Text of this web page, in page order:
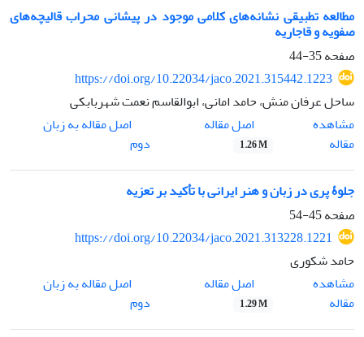
مطالعه تطبیقی نشانه‌های کلامی موجود در پیشانی محراب قالیچه‌های
صفویه و قاجاریه
صفحه35-44
https://doi.org/10.22034/jaco.2021.315442.1223
ساحل عرفان منش، حامد امانی، ابوالقاسم نعمت شهربابکی
مشاهده
مقاله
اصل مقاله
1.26 M
اصل مقاله به زبان
دوم
جلوۀ پری در زبان و هنر ایرانی با تأکید بر تعزیه
صفحه45-54
https://doi.org/10.22034/jaco.2021.313228.1221
حامد شکوری
مشاهده
مقاله
اصل مقاله
1.29 M
اصل مقاله به زبان
دوم